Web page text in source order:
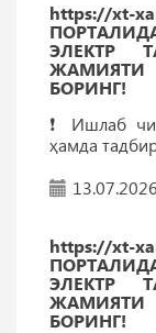
https://
ЭЛЕКТР
БОРИНГ!
❗️ Ишлаб
ҳамда
13.07.2026
https://
ЭЛЕКТР
БОРИНГ!